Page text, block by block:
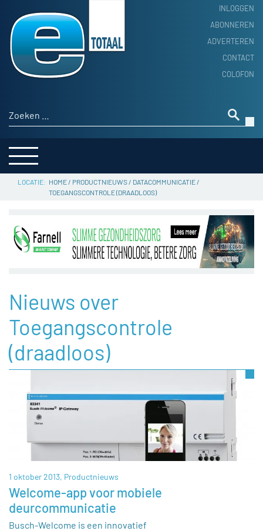
INLOGGEN
ABONNEREN
ADVERTEREN
CONTACT
COLOFON
Zoeken naar:
HOME
PRODUCTNIEUWS
ACHTERGROND
THEMA’S
SERVICE
HOME/ PRODUCTNIEUWS/ DATACOMMUNICATIE/
TOEGANGSCONTROLE (DRAADLOOS)
Nieuws over
Toegangscontrole
(draadloos)
1 oktober 2013, Productnieuws
Welcome-app voor mobiele
deurcommunicatie
Busch-Welcome is een innovatief